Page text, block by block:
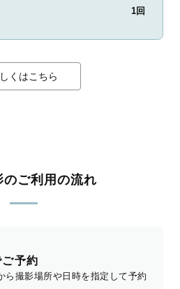
1回
くはこちら
のご利用の流れ
予約
ら撮影場所や日時を指定して予約